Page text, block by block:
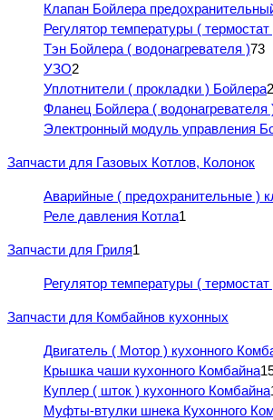
Клапан Бойлера
Регулятор температуры (
Тэн Бойлера ( водонагревателя )73
УЗО2
Уплотнители ( прокладки ) Бойлера
Фланец Бойлера ( водонагревателя
Электронный модуль управления
Запчасти для Газовых Котлов, Колонок
Аварийные ( предохранительные )
Реле давления Котла1
Запчасти для Гриля1
Регулятор температуры ( термостат
Запчасти для Комбайнов кухонных
Двигатель ( Мотор ) кухонного
Крышка чаши кухонного Комбайна
Куплер ( шток ) кухонного Комбайна
Муфты-втулки шнека Кухонного